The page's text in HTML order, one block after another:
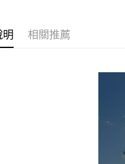
明 相關推薦